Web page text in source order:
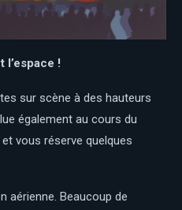
l’espace !
sur scène à des hauteurs
également au cours du
vous réserve quelques
aérienne. Beaucoup de